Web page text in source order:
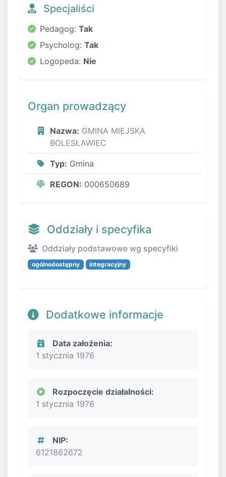
Specjaliści
Pedagog: Tak
Psycholog: Tak
Logopeda: Nie
Organ prowadzący
Nazwa: GMINA MIEJSKA
BOLESŁAWIEC
Typ: Gmina
REGON: 000650689
Oddziały i specyfika
Oddziały podstawowe wg specyfiki
ogólnodostępny integracyjny
Dodatkowe informacje
Data założenia:
1 stycznia 1976
Rozpoczęcie działalności:
1 stycznia 1976
NIP:
6121862672